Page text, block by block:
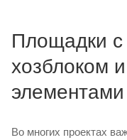
Площадки с
хозблоком
элементами
Во многих проектах